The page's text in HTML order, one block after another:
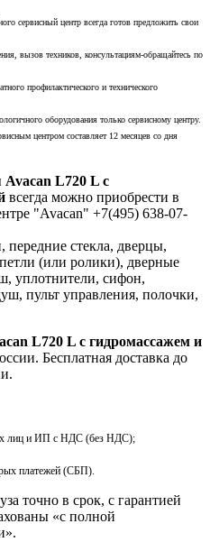
сервисный центр всегда готов предложить свои
вызов техников, консультациям-обращайтесь по
профилактического и технического
оборудования только сервисному центру.
центром составляет 12 месяцев со дня
Avacan L720 L с
всегда можно приобрести в
"Avacan" +7(495) 638-07-
стекла, дверцы,
(или ролики), дверные
уплотнители, сифон,
пульт управления, полочки,
L720 L с гидромассажем и
Бесплатная доставка до
лиц и ИП с НДС (без НДС);
платежей (СБП).
точно в срок, с гарантией
«с полной